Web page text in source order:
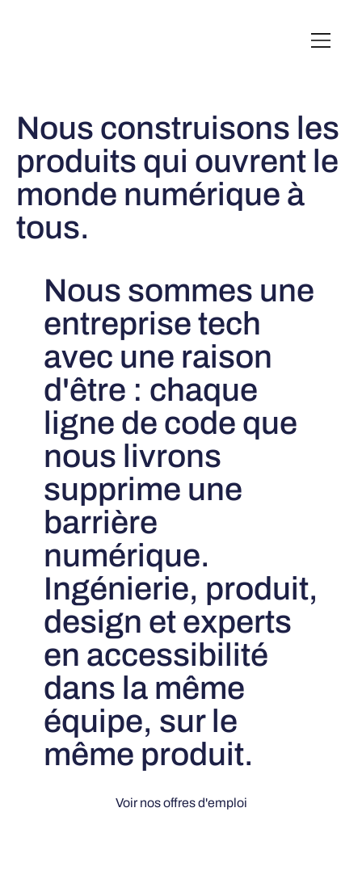
Nous construisons les
produits qui ouvrent le
monde numérique à
tous.
Nous sommes une
entreprise tech
avec une raison
d'être : chaque
ligne de code que
nous livrons
supprime une
barrière
numérique.
Ingénierie, produit,
design et experts
en accessibilité
dans la même
équipe, sur le
même produit.
Voir nos offres d'emploi